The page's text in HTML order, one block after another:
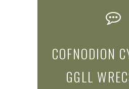
COFNODION
GGLL